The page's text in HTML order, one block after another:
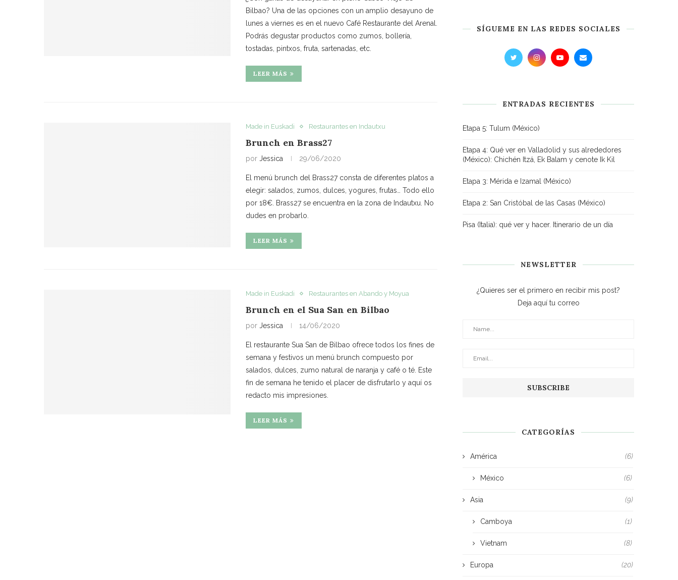
Bilbao? Una de las opciones con un amplio desayuno de
lunes a viernes es en el nuevo Café Restaurante del Arenal.
Podrás degustar productos como zumos, bollería,
tostadas, pintxos, fruta, sartenadas, etc.
LEER MÁS
Made in Euskadi Restaurantes en Indautxu
Brunch en Brass27
por Jessica 29/06/2020
El menú brunch del Brass27 consta de diferentes platos a
elegir: salados, zumos, dulces, yogures, frutas… Todo ello
por 18€. Brass27 se encuentra en la zona de Indautxu. No
dudes en probarlo.
LEER MÁS
Made in Euskadi Restaurantes en Abando y Moyua
Brunch en el Sua San en Bilbao
por Jessica 14/06/2020
El restaurante Sua San de Bilbao ofrece todos los fines de
semana y festivos un menú brunch compuesto por
salados, dulces, zumo natural de naranja y café o té. Este
fin de semana he tenido el placer de disfrutarlo y aquí os
redacto mis impresiones.
LEER MÁS
SÍGUEME EN LAS REDES SOCIALES
ENTRADAS RECIENTES
Etapa 5: Tulum (México)
Etapa 4: Qué ver en Valladolid y sus alrededores
(México): Chichén Itzá, Ek Balam y cenote Ik Kil
Etapa 3: Mérida e Izamal (México)
Etapa 2: San Cristóbal de las Casas (México)
Pisa (Italia): qué ver y hacer. Itinerario de un día
NEWSLETTER
¿Quieres ser el primero en recibir mis post?
Deja aquí tu correo
CATEGORÍAS
América (6)
México (6)
Asia (9)
Camboya (1)
Vietnam (8)
Europa (20)